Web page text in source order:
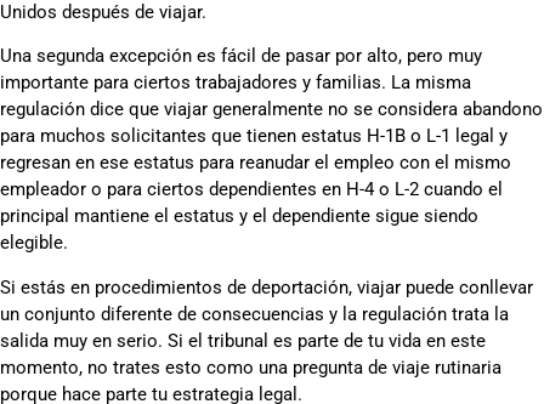
Unidos después de viajar.
Una segunda excepción es fácil de pasar por alto, pero muy
importante para ciertos trabajadores y familias. La misma
regulación dice que viajar generalmente no se considera abandono
para muchos solicitantes que tienen estatus H-1B o L-1 legal y
regresan en ese estatus para reanudar el empleo con el mismo
empleador o para ciertos dependientes en H-4 o L-2 cuando el
principal mantiene el estatus y el dependiente sigue siendo
elegible.
Si estás en procedimientos de deportación, viajar puede conllevar
un conjunto diferente de consecuencias y la regulación trata la
salida muy en serio. Si el tribunal es parte de tu vida en este
momento, no trates esto como una pregunta de viaje rutinaria
porque hace parte tu estrategia legal.